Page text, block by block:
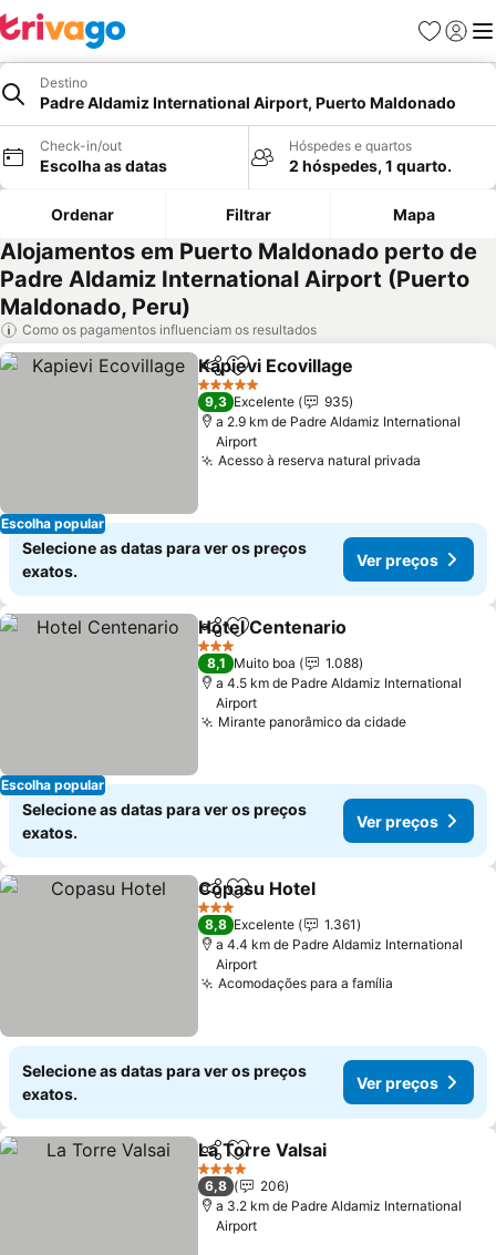
Favoritos
Iniciar
Destino
Padre Aldamiz International Airport, Puerto Maldonado
Check-in/out
Escolha as datas
Hóspedes e quartos
2 hóspedes, 1 quarto.
Ordenar Filtrar Mapa
Alojamentos em Puerto Maldonado perto de
Padre Aldamiz International Airport (Puerto
Maldonado, Peru)
Como os pagamentos influenciam os resultados
Escolha popular
PartilharAdicionar aos favoritos
Kapievi Ecovillage
5 Estrelas
9,3 Excelente
935
a 2.9 km de Padre Aldamiz International
Airport
Acesso à reserva natural privada
Selecione as datas para ver os preços
exatos.
Ver preços
Escolha popular
PartilharAdicionar aos favoritos
Hotel Centenario
3 Estrelas
8,1 Muito boa
1.088
a 4.5 km de Padre Aldamiz International
Airport
Mirante panorâmico da cidadeVer preços
Selecione as datas para ver os preços
exatos.
Ver preços
PartilharAdicionar aos favoritos
Copasu Hotel
3 Estrelas
8,8 Excelente
1.361
a 4.4 km de Padre Aldamiz International
Airport
Acomodações para a família
Selecione as datas para ver os preços
exatos.
Ver preços
PartilharAdicionar aos favoritos
La Torre Valsai
4 Estrelas
6,8
206
a 3.2 km de Padre Aldamiz International
Airport